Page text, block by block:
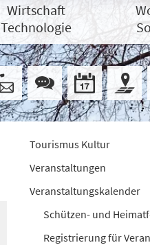
Wirtschaft
Technologie
Tourismus Kultur
Veranstaltungen
Veranstaltungskalender
Schützen- und
Registrierung für